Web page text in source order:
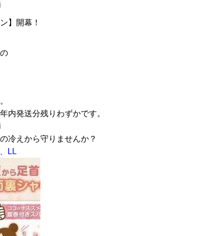
】開幕！
内発送分残りわずかです。
冷えから守りませんか？
LL